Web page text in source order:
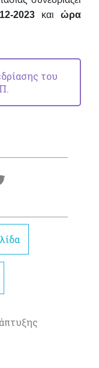
2023 και ώρα
του